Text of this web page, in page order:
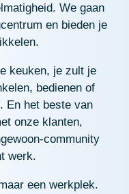
We gaan
en bieden je
keuken, je zult je
bedienen of
En het beste van
onze klanten,
community
werk.
een werkplek.